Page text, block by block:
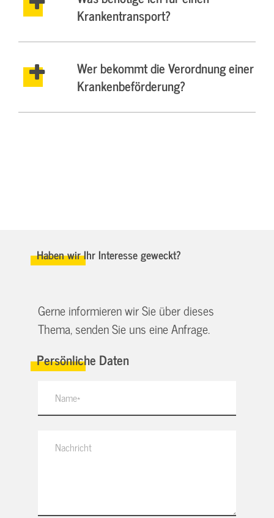
Krankentransport?
Wer bekommt die Verordnung einer
Krankenbeförderung?
Haben wir Ihr Interesse geweckt?
Gerne informieren wir Sie über dieses
Thema, senden Sie uns eine Anfrage.
Persönliche Daten